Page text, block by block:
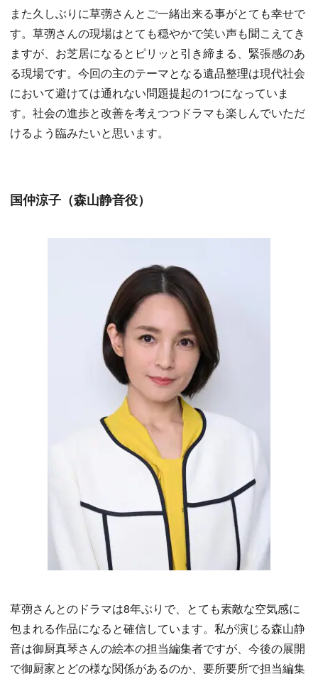
また久しぶりに草彅さんとご一緒出来る事がとても幸せで
す。草彅さんの現場はとても穏やかで笑い声も聞こえてき
ますが、お芝居になるとピリッと引き締まる、緊張感のあ
る現場です。今回の主のテーマとなる遺品整理は現代社会
において避けては通れない問題提起の1つになっていま
す。社会の進歩と改善を考えつつドラマも楽しんでいただ
けるよう臨みたいと思います。
国仲涼子（森山静音役）
草彅さんとのドラマは8年ぶりで、とても素敵な空気感に
包まれる作品になると確信しています。私が演じる森山静
音は御厨真琴さんの絵本の担当編集者ですが、今後の展開
で御厨家とどの様な関係があるのか、要所要所で担当編集